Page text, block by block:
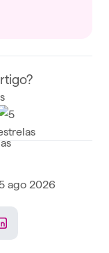
ago 2026
Linkedin